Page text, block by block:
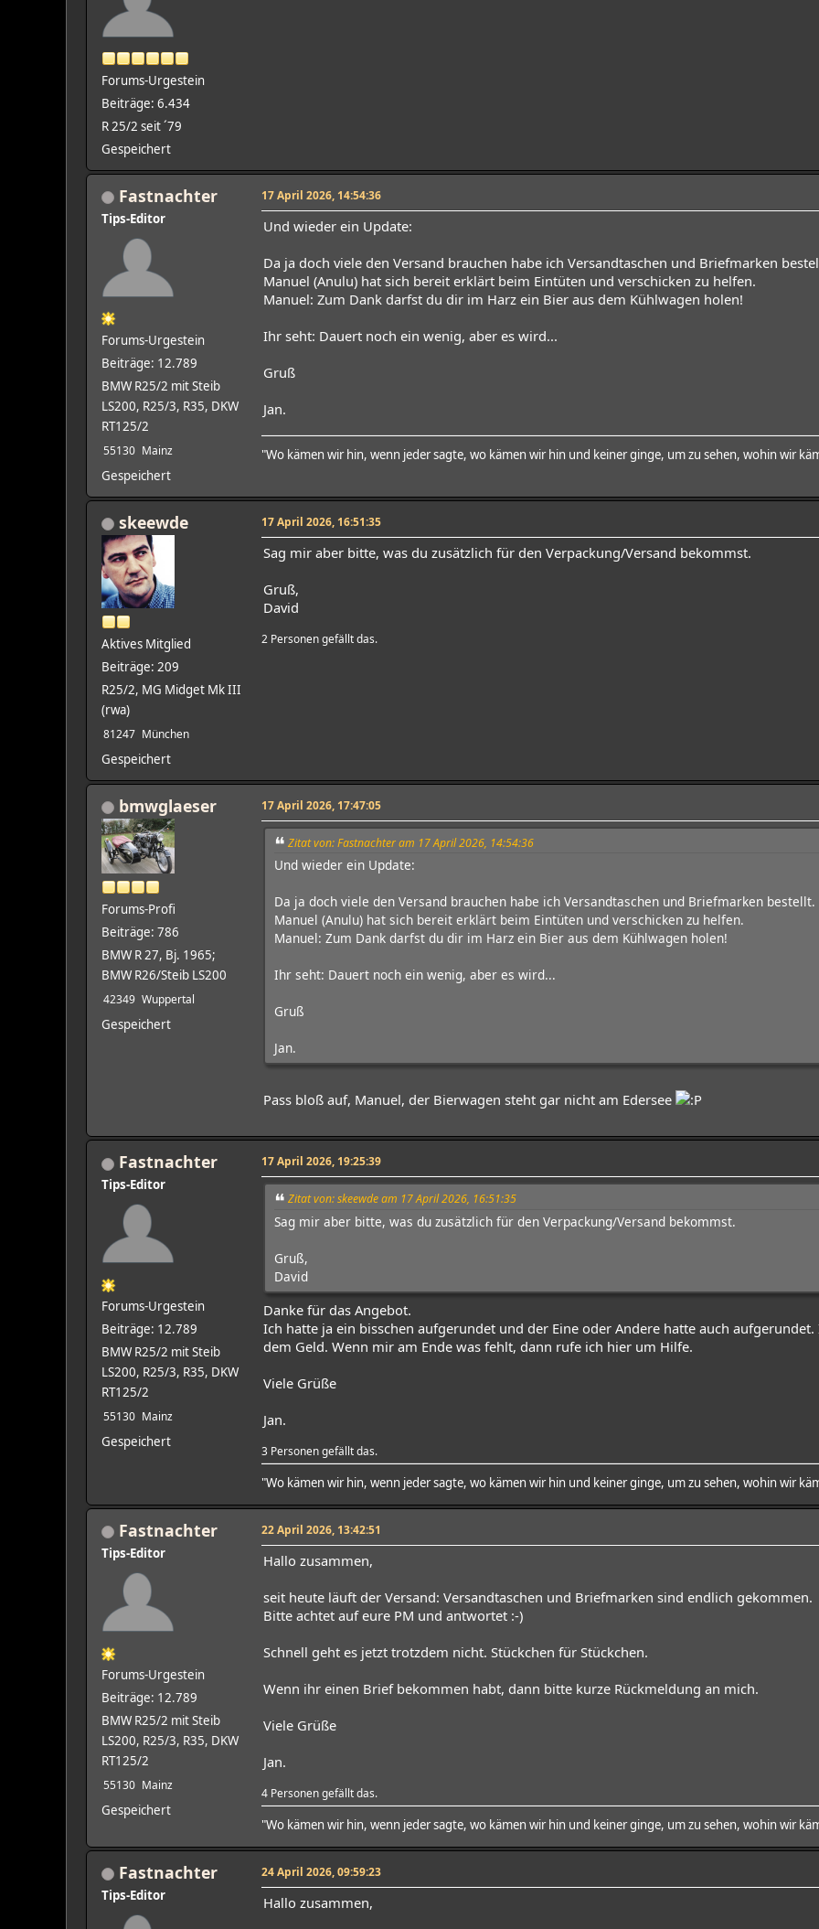
Forums-Urgestein
Beiträge: 6.434
R 25/2 seit ´79
Gespeichert
Fastnachter
Tips-Editor
Forums-Urgestein
Beiträge: 12.789
BMW R25/2 mit Steib
LS200, R25/3, R35, DKW
RT125/2
55130 Mainz
Gespeichert
17 April 2026, 14:54:36
Und wieder ein Update:
Da ja doch viele den Versand brauchen habe ich Versandtaschen und Briefmarken
Manuel (Anulu) hat sich bereit erklärt beim Eintüten und verschicken zu helfen.
Manuel: Zum Dank darfst du dir im Harz ein Bier aus dem Kühlwagen holen!
Ihr seht: Dauert noch ein wenig, aber es wird...
Gruß
Jan.
"Wo kämen wir hin, wenn jeder sagte, wo kämen wir hin und keiner ginge, um zu sehen, wohin wir
skeewde
Aktives Mitglied
Beiträge: 209
R25/2, MG Midget Mk III
(rwa)
81247 München
Gespeichert
17 April 2026, 16:51:35
Sag mir aber bitte, was du zusätzlich für den Verpackung/Versand bekommst.
Gruß,
David
2 Personen gefällt das.
bmwglaeser
Forums-Profi
Beiträge: 786
BMW R 27, Bj. 1965;
BMW R26/Steib LS200
42349 Wuppertal
Gespeichert
17 April 2026, 17:47:05
Zitat von: Fastnachter am 17 April 2026, 14:54:36
Und wieder ein Update:
Da ja doch viele den Versand brauchen habe ich Versandtaschen und Briefmarken bestellt.
Manuel (Anulu) hat sich bereit erklärt beim Eintüten und verschicken zu helfen.
Manuel: Zum Dank darfst du dir im Harz ein Bier aus dem Kühlwagen holen!
Ihr seht: Dauert noch ein wenig, aber es wird...
Gruß
Jan.
Pass bloß auf, Manuel, der Bierwagen steht gar nicht am Edersee
Fastnachter
Tips-Editor
Forums-Urgestein
Beiträge: 12.789
BMW R25/2 mit Steib
LS200, R25/3, R35, DKW
RT125/2
55130 Mainz
Gespeichert
17 April 2026, 19:25:39
Zitat von: skeewde am 17 April 2026, 16:51:35
Sag mir aber bitte, was du zusätzlich für den Verpackung/Versand bekommst.
Gruß,
David
Danke für das Angebot.
Ich hatte ja ein bisschen aufgerundet und der Eine oder Andere hatte auch
dem Geld. Wenn mir am Ende was fehlt, dann rufe ich hier um Hilfe.
Viele Grüße
Jan.
3 Personen gefällt das.
"Wo kämen wir hin, wenn jeder sagte, wo kämen wir hin und keiner ginge, um zu sehen, wohin wir
Fastnachter
Tips-Editor
Forums-Urgestein
Beiträge: 12.789
BMW R25/2 mit Steib
LS200, R25/3, R35, DKW
RT125/2
55130 Mainz
Gespeichert
22 April 2026, 13:42:51
Hallo zusammen,
seit heute läuft der Versand: Versandtaschen und Briefmarken sind endlich gekommen.
Bitte achtet auf eure PM und antwortet :-)
Schnell geht es jetzt trotzdem nicht. Stückchen für Stückchen.
Wenn ihr einen Brief bekommen habt, dann bitte kurze Rückmeldung an mich.
Viele Grüße
Jan.
4 Personen gefällt das.
"Wo kämen wir hin, wenn jeder sagte, wo kämen wir hin und keiner ginge, um zu sehen, wohin wir
Fastnachter
Tips-Editor
24 April 2026, 09:59:23
Hallo zusammen,